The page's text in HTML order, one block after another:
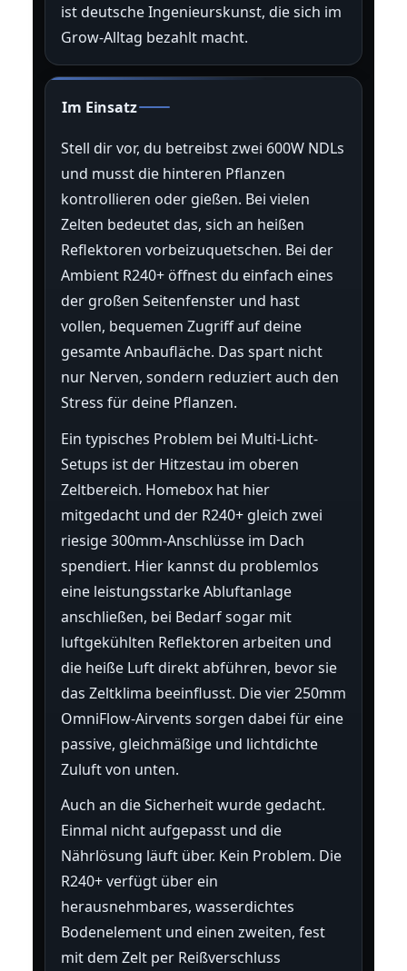
ist deutsche Ingenieurskunst, die sich im
Grow-Alltag bezahlt macht.
Im Einsatz
Stell dir vor, du betreibst zwei 600W NDLs
und musst die hinteren Pflanzen
kontrollieren oder gießen. Bei vielen
Zelten bedeutet das, sich an heißen
Reflektoren vorbeizuquetschen. Bei der
Ambient R240+ öffnest du einfach eines
der großen Seitenfenster und hast
vollen, bequemen Zugriff auf deine
gesamte Anbaufläche. Das spart nicht
nur Nerven, sondern reduziert auch den
Stress für deine Pflanzen.
Ein typisches Problem bei Multi-Licht-
Setups ist der Hitzestau im oberen
Zeltbereich. Homebox hat hier
mitgedacht und der R240+ gleich zwei
riesige 300mm-Anschlüsse im Dach
spendiert. Hier kannst du problemlos
eine leistungsstarke Abluftanlage
anschließen, bei Bedarf sogar mit
luftgekühlten Reflektoren arbeiten und
die heiße Luft direkt abführen, bevor sie
das Zeltklima beeinflusst. Die vier 250mm
OmniFlow-Airvents sorgen dabei für eine
passive, gleichmäßige und lichtdichte
Zuluft von unten.
Auch an die Sicherheit wurde gedacht.
Einmal nicht aufgepasst und die
Nährlösung läuft über. Kein Problem. Die
R240+ verfügt über ein
herausnehmbares, wasserdichtes
Bodenelement und einen zweiten, fest
mit dem Zelt per Reißverschluss